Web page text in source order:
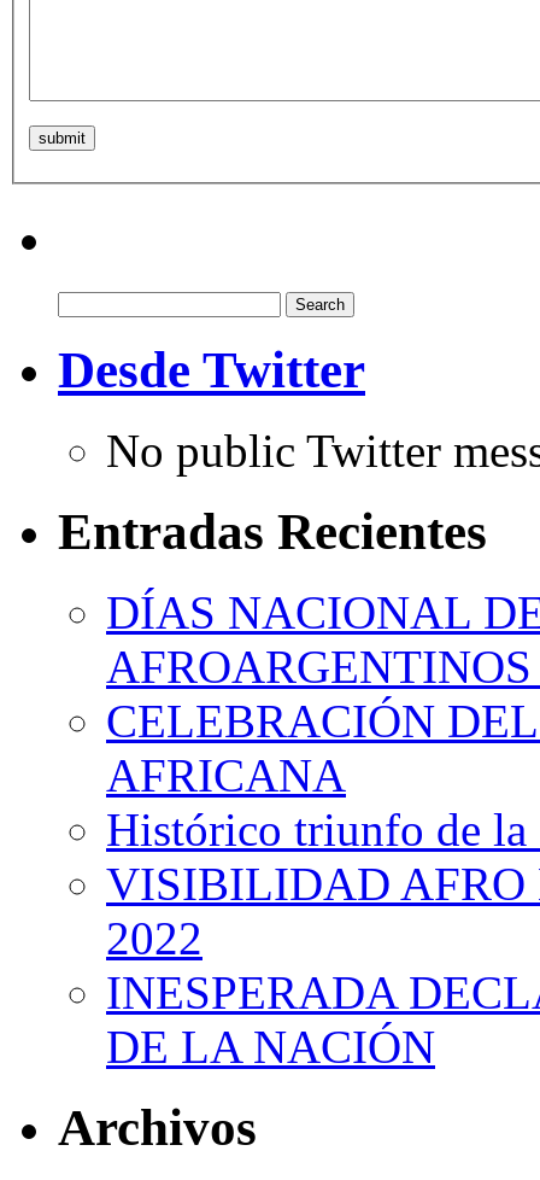
for:
Desde Twitter
No public Twitter
Entradas Recientes
DÍAS NACIONAL
CELEBRACIÓN
AFRICANA
Histórico triunfo de la
VISIBILIDAD AFRO
2022
INESPERADA
DE LA NACIÓN
Archivos